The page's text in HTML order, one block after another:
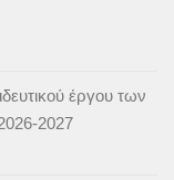
έργου των
2027